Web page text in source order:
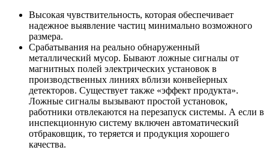
Высокая чувствительность, которая обеспечивает
надежное выявление частиц минимально возможного
размера.
Срабатывания на реально обнаруженный
металлический мусор. Бывают ложные сигналы от
магнитных полей электрических установок в
производственных линиях вблизи конвейерных
детекторов. Существует также «эффект продукта».
Ложные сигналы вызывают простой установок,
работники отвлекаются на перезапуск системы. А если в
инспекционную систему включен автоматический
отбраковщик, то теряется и продукция хорошего
качества.